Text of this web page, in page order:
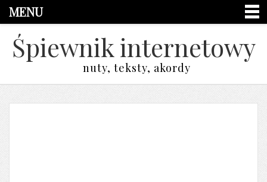
MENU
Śpiewnik internetowy
nuty, teksty, akordy